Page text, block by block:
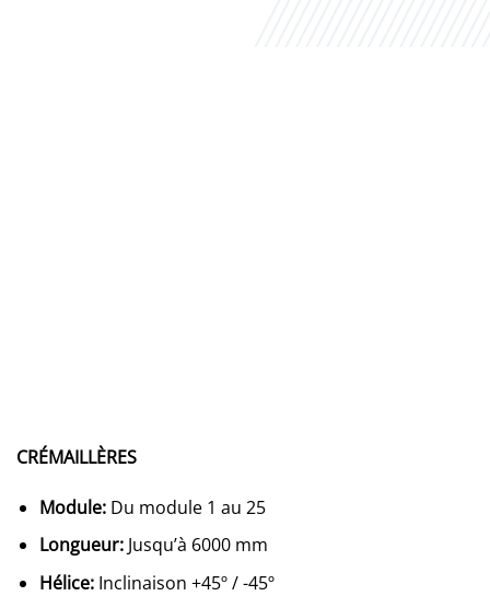
CRÉMAILLÈRES
Module: Du module 1 au 25
Longueur:Jusqu’à 6000 mm
Hélice:Inclinaison +45º / -45º